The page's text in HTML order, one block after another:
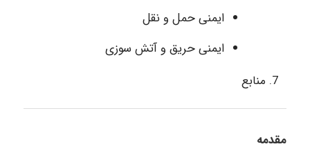
ایمنی حمل و نقل
ایمنی حریق و آتش سوزی
منابع
مقدمه